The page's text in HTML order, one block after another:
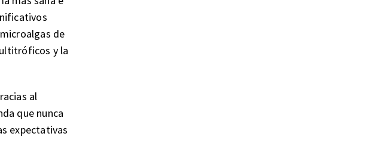
de
y la
al
que nunca
expectativas